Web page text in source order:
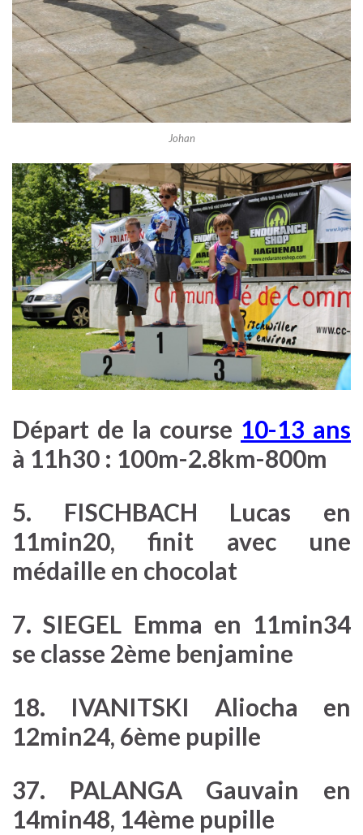
Johan
Départ de la course 10-13 ans
à 11h30 : 100m-2.8km-800m
5. FISCHBACH Lucas en
11min20, finit avec une
médaille en chocolat
7. SIEGEL Emma en 11min34
se classe 2ème benjamine
18. IVANITSKI Aliocha en
12min24, 6ème pupille
37. PALANGA Gauvain en
14min48, 14ème pupille